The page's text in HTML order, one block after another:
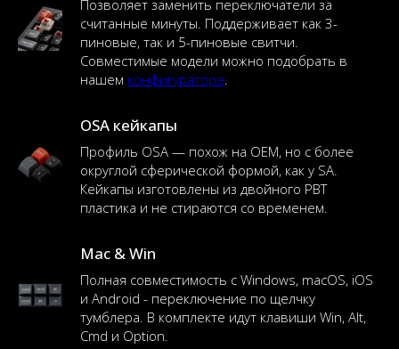
Позволяет заменить переключатели за
считанные минуты. Поддерживает как 3-
пиновые, так и 5-пиновые свитчи.
Совместимые модели можно подобрать в
нашем конфигураторе.
OSA кейкапы
Профиль OSA — похож на OEM, но с более
округлой сферической формой, как у SA.
Кейкапы изготовлены из двойного PBT
пластика и не стираются со временем.
Mac & Win
Полная совместимость с Windows, macOS, iOS
и Android - переключение по щелчку
тумблера. В комплекте идут клавиши Win, Alt,
Cmd и Option.